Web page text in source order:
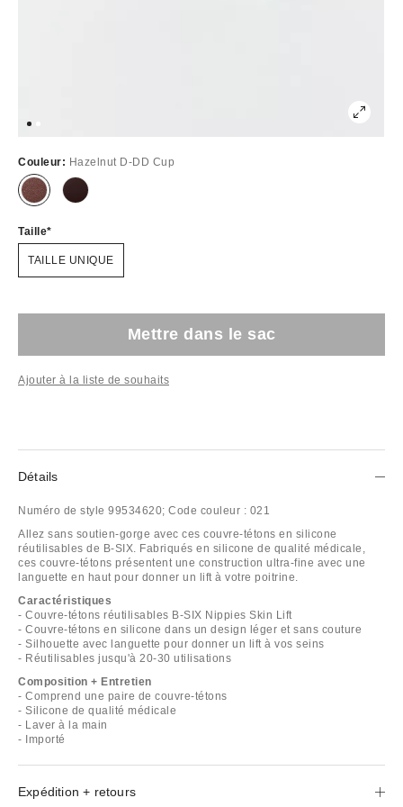
Couleur: Hazelnut D-DD Cup
Taille
TAILLE UNIQUE
Mettre dans le sac
Ajouter à la liste de souhaits
Détails
Numéro de style 99534620; Code couleur : 021
Allez sans soutien-gorge avec ces couvre-tétons en silicone
réutilisables de B-SIX. Fabriqués en silicone de qualité médicale,
ces couvre-tétons présentent une construction ultra-fine avec une
languette en haut pour donner un lift à votre poitrine.
Caractéristiques
- Couvre-tétons réutilisables B-SIX Nippies Skin Lift
- Couvre-tétons en silicone dans un design léger et sans couture
- Silhouette avec languette pour donner un lift à vos seins
- Réutilisables jusqu'à 20-30 utilisations
Composition + Entretien
- Comprend une paire de couvre-tétons
- Silicone de qualité médicale
- Laver à la main
- Importé
Expédition + retours